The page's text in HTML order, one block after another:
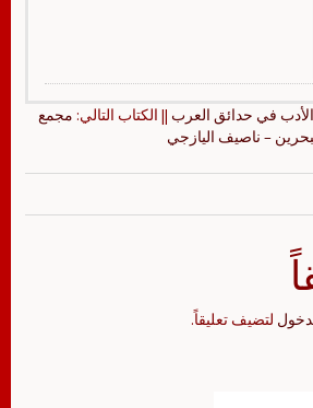
في حدائق العرب || الكتاب التالي: مجمع
– ناصيف اليازجي
لتضيف تعليقاً.